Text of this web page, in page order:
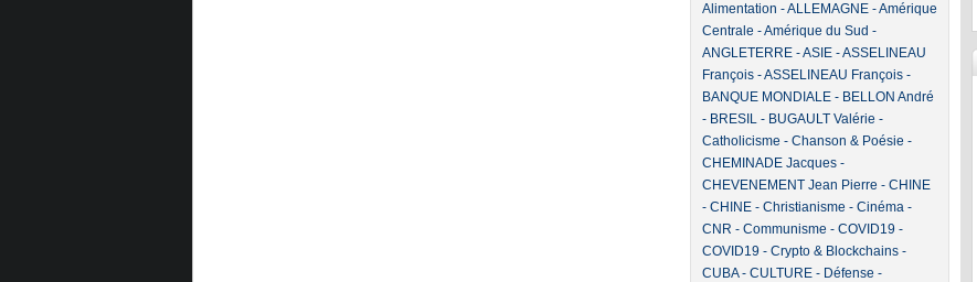
Alimentation -ALLEMAGNE-Amérique
Centrale -Amérique du Sud -
ANGLETERRE-ASIE-ASSELINEAU
François-ASSELINEAU François-
BANQUE MONDIALE- BELLON André
- BRESIL- BUGAULT Valérie -
Catholicisme - Chanson & Poésie -
CHEMINADE Jacques-
CHEVENEMENT Jean Pierre - CHINE
- CHINE- Christianisme - Cinéma-
CNR - Communisme - COVID19 -
COVID19 - Crypto & Blockchains-
CUBA- CULTURE- Défense -